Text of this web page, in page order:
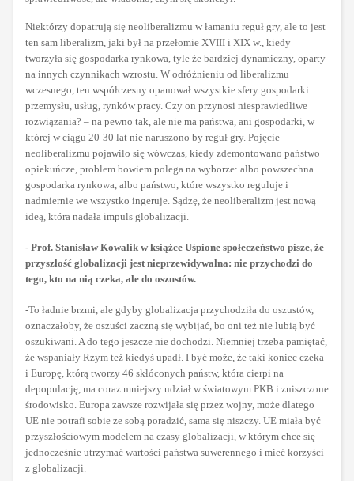
Niektórzy dopatrują się neoliberalizmu w łamaniu reguł gry, ale to jest
ten sam liberalizm, jaki był na przełomie XVIII i XIX w., kiedy
tworzyła się gospodarka rynkowa, tyle że bardziej dynamiczny, oparty
na innych czynnikach wzrostu. W odróżnieniu od liberalizmu
wczesnego, ten współczesny opanował wszystkie sfery gospodarki:
przemysłu, usług, rynków pracy. Czy on przynosi niesprawiedliwe
rozwiązania? – na pewno tak, ale nie ma państwa, ani gospodarki, w
której w ciągu 20-30 lat nie naruszono by reguł gry. Pojęcie
neoliberalizmu pojawiło się wówczas, kiedy zdemontowano państwo
opiekuńcze, problem bowiem polega na wyborze: albo powszechna
gospodarka rynkowa, albo państwo, które wszystko reguluje i
nadmiernie we wszystko ingeruje. Sądzę, że neoliberalizm jest nową
ideą, która nadała impuls globalizacji.
- Prof. Stanisław Kowalik w książce Uśpione społeczeństwo pisze, że
przyszłość globalizacji jest nieprzewidywalna: nie przychodzi do
tego, kto na nią czeka, ale do oszustów.
-To ładnie brzmi, ale gdyby globalizacja przychodziła do oszustów,
oznaczałoby, że oszuści zaczną się wybijać, bo oni też nie lubią być
oszukiwani. A do tego jeszcze nie dochodzi. Niemniej trzeba pamiętać,
że wspaniały Rzym też kiedyś upadł. I być może, że taki koniec czeka
i Europę, którą tworzy 46 skłóconych państw, która cierpi na
depopulację, ma coraz mniejszy udział w światowym PKB i zniszczone
środowisko. Europa zawsze rozwijała się przez wojny, może dlatego
UE nie potrafi sobie ze sobą poradzić, sama się niszczy. UE miała być
przyszłościowym modelem na czasy globalizacji, w którym chce się
jednocześnie utrzymać wartości państwa suwerennego i mieć korzyści
z globalizacji.